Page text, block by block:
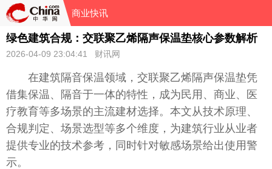
商业快讯
绿色建筑合规：交联聚乙烯隔声保温垫核心参数解析
2026-04-09 23:04:41 财讯网
在建筑隔音保温领域，交联聚乙烯隔声保温垫凭
借集保温、隔音于一体的特性，成为民用、商业、医
疗教育等多场景的主流建材选择。本文从技术原理、
合规判定、场景选型等多个维度，为建筑行业从业者
提供专业的技术参考，同时针对敏感场景给出使用警
示。